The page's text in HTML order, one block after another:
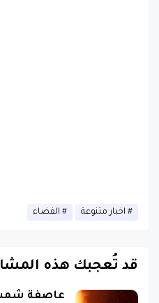
اخبار متنوعة الفضاء
قد تُعجبك هذه
عاصفة